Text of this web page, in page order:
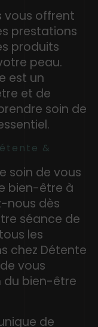
vous offrent
prestations
produits
peau.
est un
et de
soin de
&
soin de vous
bien-être à
nous dès
séance de
les
chez Détente
vous
du bien-être
de